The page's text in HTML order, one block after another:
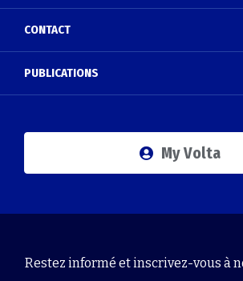
CONTACT
PUBLICATIONS
My Volta
Restez informé et inscrivez-vous à